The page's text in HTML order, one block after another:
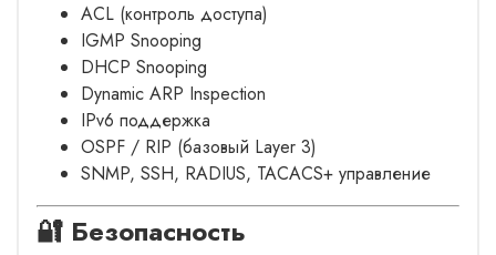
ACL (контроль доступа)
IGMP Snooping
DHCP Snooping
Dynamic ARP Inspection
IPv6 поддержка
OSPF / RIP (базовый Layer 3)
SNMP, SSH, RADIUS, TACACS+ управление
🔐 Безопасность